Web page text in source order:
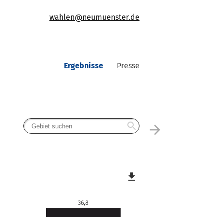
wahlen@neumuenster.de
Ergebnisse Presse
arrow_forward
search
36,8
file_download